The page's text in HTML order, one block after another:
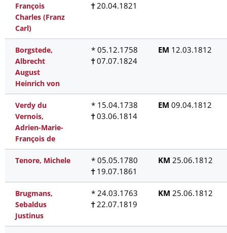
François
Charles (Franz
Carl)
20.04.1821
Borgstede,
Albrecht
August
Heinrich von
* 05.12.1758
07.07.1824
EM 12.03.1812
Verdy du
Vernois,
Adrien-Marie-
François de
* 15.04.1738
03.06.1814
EM 09.04.1812
Tenore, Michele
* 05.05.1780
19.07.1861
KM 25.06.1812
Brugmans,
Sebaldus
Justinus
* 24.03.1763
22.07.1819
KM 25.06.1812